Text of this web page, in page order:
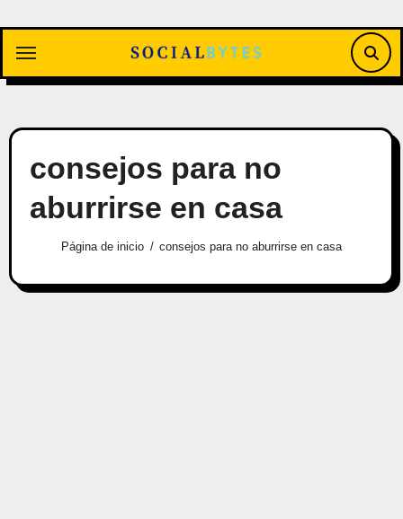
contenido
consejos para no
aburrirse en casa
Página de inicio consejos para no aburrirse en casa